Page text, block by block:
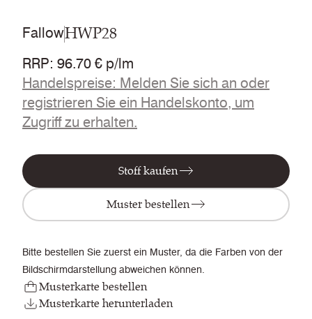
FallowHWP28
RRP: 96.70 € p/lm
Handelspreise: Melden Sie sich an oder
registrieren Sie ein Handelskonto, um
Zugriff zu erhalten.
Stoff kaufen
Muster bestellen
Bitte bestellen Sie zuerst ein Muster, da die Farben von der
Bildschirmdarstellung abweichen können.
Musterkarte bestellen
Musterkarte herunterladen